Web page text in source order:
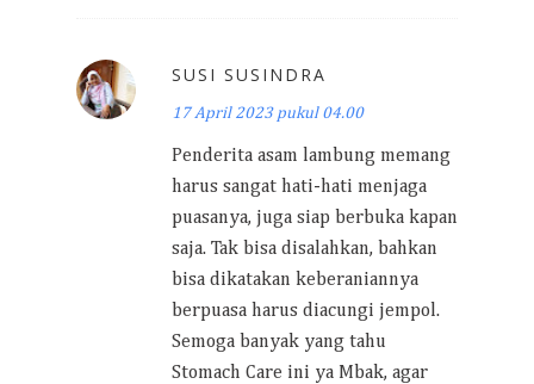
SUSI SUSINDRA
17 April 2023 pukul 04.00
Penderita asam lambung memang
harus sangat hati-hati menjaga
puasanya, juga siap berbuka kapan
saja. Tak bisa disalahkan, bahkan
bisa dikatakan keberaniannya
berpuasa harus diacungi jempol.
Semoga banyak yang tahu
Stomach Care ini ya Mbak, agar